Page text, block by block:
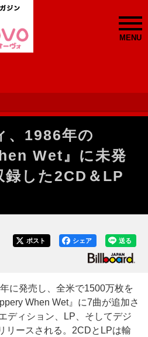
MENU
、1986年の
Wet』に未発
録した2CD＆LP
送る
シェア
ポスト
に発売し、全米で1500万枚を
When Wet』に7曲が追加さ
ディション、LP、そしてデジ
リースされる。2CDとLPは輸